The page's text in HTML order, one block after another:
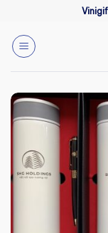
nội
dung